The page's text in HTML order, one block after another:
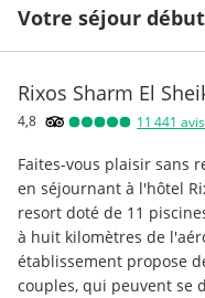
Votre séjour
Rixos Sharm El
4,8 11 441 avis
Faites-vous plaisir sans
en séjournant à l'hôtel
resort doté de 11
à huit kilomètres de
établissement propose
couples, qui peuvent se